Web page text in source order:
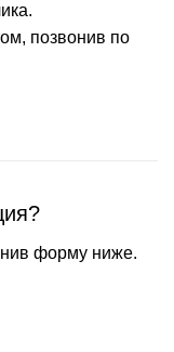
позвонив по
форму ниже.